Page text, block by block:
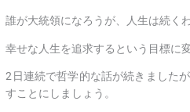
誰が大統領になろうが、人生は続くわ
幸せな人生を追求するという目標に
2日連続で哲学的な話が続きました
すことにしましょう。